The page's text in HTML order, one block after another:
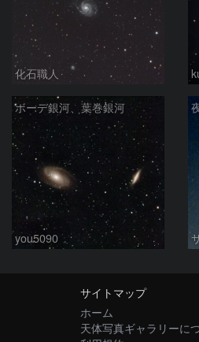
化石職人
ボーデ銀河、葉巻銀河
you5090
サイトマップ
ホーム
天体写真ギャラリーに